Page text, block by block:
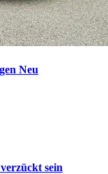
Neu
sein